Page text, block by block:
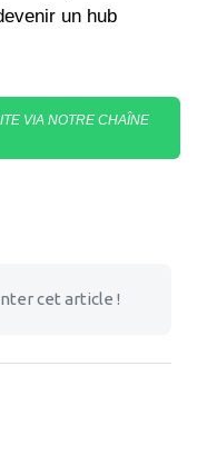
un hub
VIA NOTRE CHAÎNE
cet article !